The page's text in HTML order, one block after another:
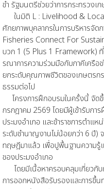
ขำ รัฐมนตรีช่วยว่าการกระทรวง
ในมิติ L : Livelihood &
ศักยภาพบุคลากรในการบริหารจั
Fisheries Connect For
บวก 1 (5 Plus 1 Framework)
รณาการความร่วมมือกับภาคีเครื
ยกระดับคุณภาพชีวิตของเกษตรก
ธรรมต่อไป
โครงการฝึกอบรมในครั้งนี้ จัด
กรกฎาคม 2569 โดยมีผู้เข้ารับกา
ประมงอำเภอ และข้าราชการตำแ
ระดับชำนาญงานไม่น้อยกว่า 6 ปี)
ทฤษฎีมาแล้ว เพื่อปูพื้นฐานความรู้
ของประมงอำเภอ
โดยมีเนื้อหาครอบคลุมเกี่ยวกับ
การออกหนังสือรับรองและการขึ้น